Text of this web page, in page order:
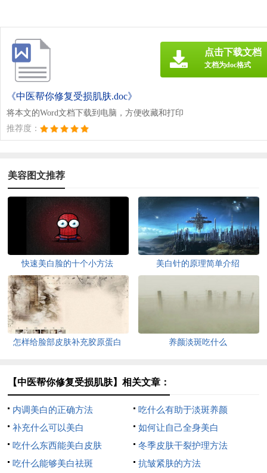
《中医帮你修复受损肌肤.doc》
将本文的Word文档下载到电脑，方便收藏和打印
推荐度：
点击下载文档
文档为doc格式
美容图文推荐
快速美白脸的十个小方法 美白针的原理简单介绍
怎样给脸部皮肤补充胶原蛋白 养颜淡斑吃什么
【中医帮你修复受损肌肤】相关文章：
内调美白的正确方法
吃什么有助于淡斑养颜
补充什么可以美白
如何让自己全身美白
吃什么东西能美白皮肤
冬季皮肤干裂护理方法
吃什么能够美白祛斑
抗皱紧肤的方法